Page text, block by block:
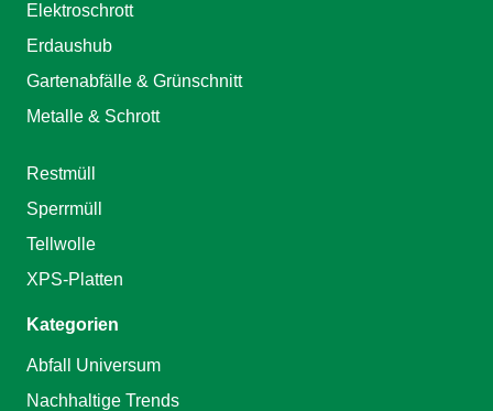
Elektroschrott
Erdaushub
Gartenabfälle & Grünschnitt
Metalle & Schrott
Restmüll
Sperrmüll
Tellwolle
XPS-Platten
Kategorien
Abfall Universum
Nachhaltige Trends